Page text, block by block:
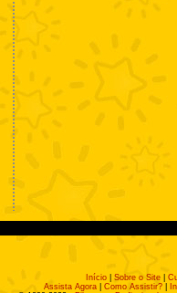
Início Sobre o Site
Assista Agora| Como Assistir?|